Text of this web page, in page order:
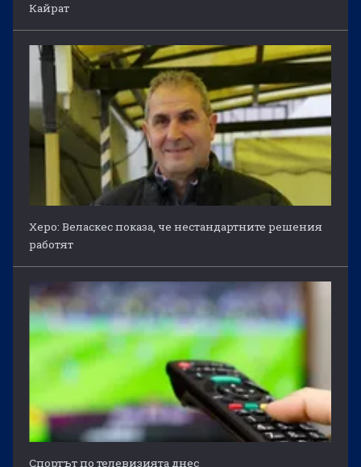
Кайрат
Херо: Веласкес показа, че нестандартните решения
работят
Спортът по телевизията днес